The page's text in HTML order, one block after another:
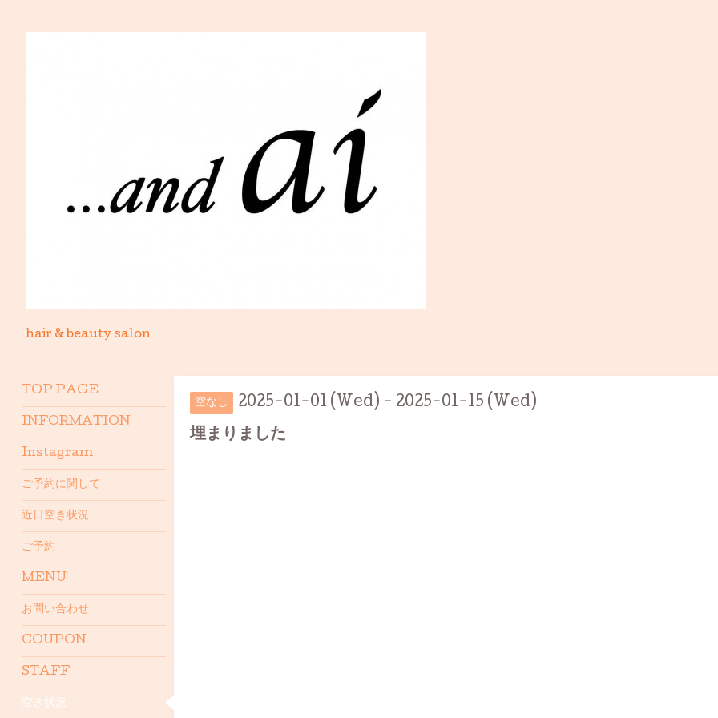
hair & beauty salon
空なし 2025-01-01 (Wed) - 2025-01-15 (Wed)
埋まりました
TOP PAGE
INFORMATION
Instagram
ご予約に関して
近日空き状況
ご予約
MENU
お問い合わせ
COUPON
STAFF
空き状況